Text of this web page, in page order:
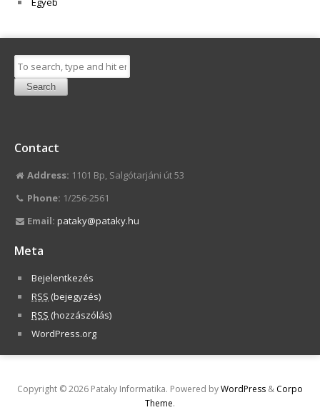
Search
Contact
Address: 1101 Bp, Salgótarjáni út 53
Phone: 1/256-2561
Email: pataky@pataky.hu
Meta
Bejelentkezés
RSS (bejegyzés)
RSS (hozzászólás)
WordPress.org
Copyright © 2026 Pataky Informatika. Powered byWordPress & Corpo
Theme.